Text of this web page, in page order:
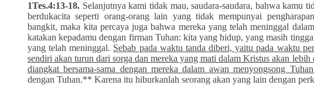
1Tes.4:13-18. Selanjutnya kami tidak mau, saudara-saudara, bahwa kamu
berdukacita seperti orang-orang lain yang tidak mempunyai
bangkit,maka kita percaya juga bahwa mereka yang telah meninggal
katakan kepadamu dengan firman Tuhan: kita yang hidup, yang masih
yang telah meninggal. Sebab pada waktu tanda diberi, yaitu pada waktu
sendiri akan turun dari sorgadan mereka yang mati dalam Kristus akan lebih
diangkat bersama-sama dengan mereka dalam awanmenyongsong
dengan Tuhan.** Karena itu hiburkanlah seorang akan yang lain dengan